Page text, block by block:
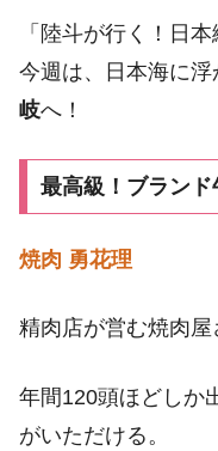
「陸斗が行く！日
今週は、日本海に
岐へ！
最高級！ブランド
焼肉 勇花理
精肉店が営む焼肉屋
年間120頭ほどしか
がいただける。